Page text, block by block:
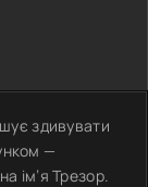
здивувати
—
ім’я Трезор.